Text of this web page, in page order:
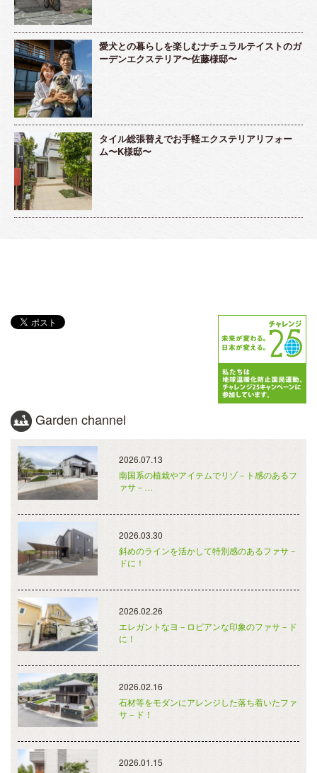
愛犬との暮らしを楽しむナチュラルテイストのガ
ーデンエクステリア〜佐藤様邸〜
タイル総張替えでお手軽エクステリアリフォー
ム〜K様邸〜
Garden channel
2026.07.13
南国系の植栽やアイテムでリゾ－ト感のあるフ
ァサ－…
2026.03.30
斜めのラインを活かして特別感のあるファサ－
ドに！
2026.02.26
エレガントなヨ－ロピアンな印象のファサ－ド
に！
2026.02.16
石材等をモダンにアレンジした落ち着いたファ
サ－ド！
2026.01.15